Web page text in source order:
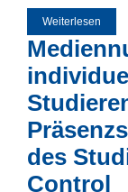
Weiterlesen
des
Control